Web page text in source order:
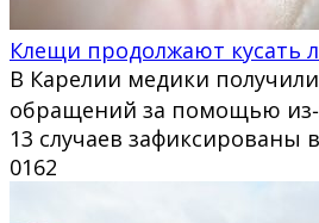
Клещи продолжают кусать
В Карелии медики
обращений за помощью
13 случаев зафиксированы
0162